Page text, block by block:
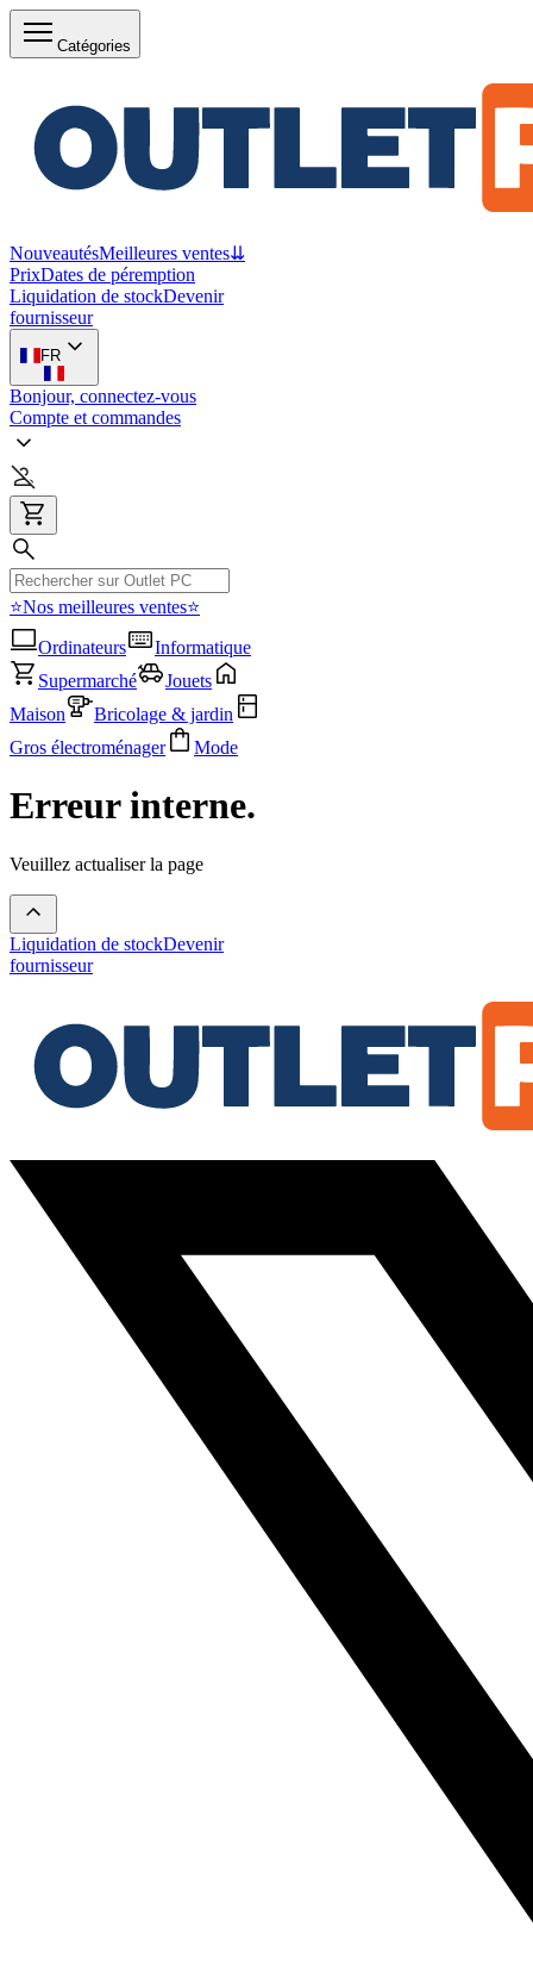
Catégories
NouveautésMeilleures ventes⇊
PrixDates de péremption
Liquidation de stockDevenir
fournisseur
FR
Bonjour, connectez-vous
Compte et commandes
⭐Nos meilleures ventes⭐
Ordinateurs
Informatique
Supermarché
Jouets
Maison
Bricolage & jardin
Gros électroménager
Mode
Erreur interne.
Veuillez actualiser la page
Liquidation de stockDevenir
fournisseur